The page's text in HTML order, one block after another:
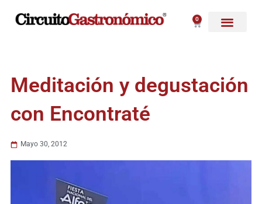
0
Carrito
Meditación y degustación
con Encontraté
Mayo 30, 2012